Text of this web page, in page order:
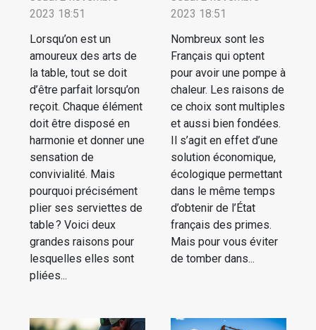
2023 18:51
Lorsqu’on est un
amoureux des arts de
la table, tout se doit
d’être parfait lorsqu’on
reçoit. Chaque élément
doit être disposé en
harmonie et donner une
sensation de
convivialité. Mais
pourquoi précisément
plier ses serviettes de
table ? Voici deux
grandes raisons pour
lesquelles elles sont
pliées...
2023 18:51
Nombreux sont les
Français qui optent
pour avoir une pompe à
chaleur. Les raisons de
ce choix sont multiples
et aussi bien fondées.
Il s’agit en effet d’une
solution économique,
écologique permettant
dans le même temps
d’obtenir de l’État
français des primes.
Mais pour vous éviter
de tomber dans...